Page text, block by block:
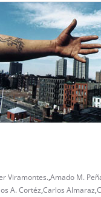
Viramontes.,Amado M.
A. Cortéz,Carlos Almaraz,